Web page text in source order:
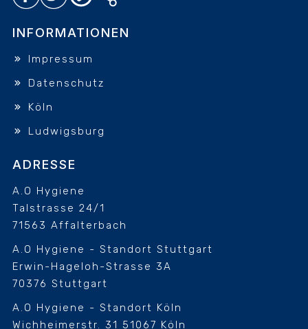
INFORMATIONEN
Impressum
Datenschutz
Köln
Ludwigsburg
ADRESSE
A.O Hygiene
Talstrasse 24/1
71563 Affalterbach
A.O Hygiene - Standort Stuttgart
Erwin-Hageloh-Strasse 3A
70376 Stuttgart
A.O Hygiene - Standort Köln
Wichheimerstr. 31 51067 Köln